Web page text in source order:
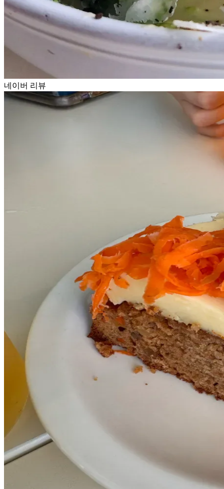
네이버 리뷰